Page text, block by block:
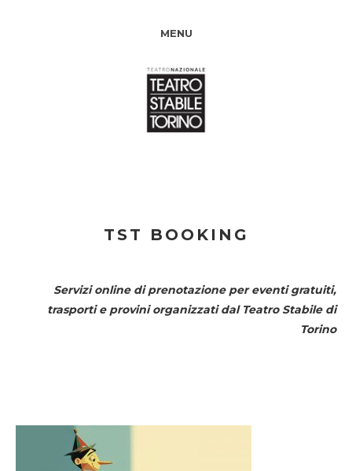
MENU
TST BOOKING
Servizi online di prenotazione per eventi gratuiti,
trasporti e provini organizzati dal Teatro Stabile di
Torino